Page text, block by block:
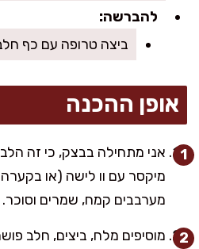
להברשה:
ביצה טרופה עם כף
אופן ההכנה
אני מתחילה בבצק, כי זה
מיקסר עם וו לישה (או
מערבבים קמח, שמרים וסוכר.